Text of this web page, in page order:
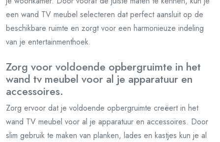
een wand TV meubel selecteren dat perfect aansluit op de
beschikbare ruimte en zorgt voor een harmonieuze indeling
van je entertainmenthoek.
Zorg voor voldoende opbergruimte in het
wand tv meubel voor al je apparatuur en
accessoires.
Zorg ervoor dat je voldoende opbergruimte creëert in het
wand TV meubel voor al je apparatuur en accessoires. Door
slim gebruik te maken van planken, lades en kastjes kun je al